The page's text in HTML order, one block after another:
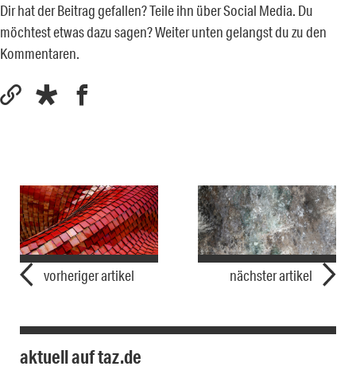
Dir hat der Beitrag gefallen? Teile ihn über Social Media. Du
möchtest etwas dazu sagen? Weiter unten gelangst du zu den
Kommentaren.
vorheriger artikel nächster artikel
aktuell auf taz.de